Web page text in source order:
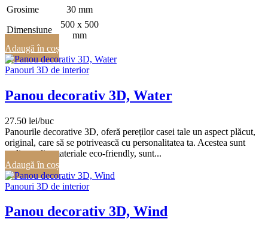
Grosime
30 mm
Dimensiune
500 x 500
mm
Adaugă în coș
Panouri 3D de interior
Panou decorativ 3D, Water
27.50 lei
Panourile decorative 3D, oferă pereților casei tale un aspect plăcut,
original, care să se potrivească cu personalitatea ta. Acestea sunt
realizate din materiale eco-friendly, sunt...
Adaugă în coș
Panouri 3D de interior
Panou decorativ 3D, Wind